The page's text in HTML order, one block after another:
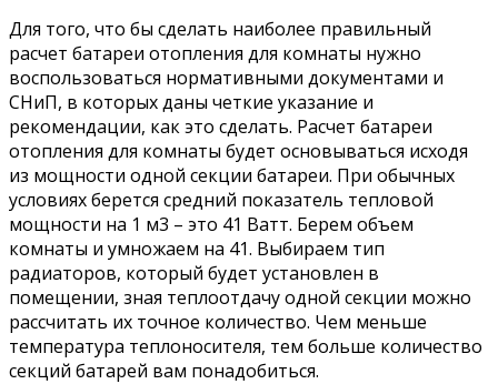
Для того, что бы сделать наиболее правильный
расчет батареи отопления для комнаты нужно
воспользоваться нормативными документами и
СНиП, в которых даны четкие указание и
рекомендации, как это сделать. Расчет батареи
отопления для комнаты будет основываться исходя
из мощности одной секции батареи. При обычных
условиях берется средний показатель тепловой
мощности на 1 м3 – это 41 Ватт. Берем объем
комнаты и умножаем на 41. Выбираем тип
радиаторов, который будет установлен в
помещении, зная теплоотдачу одной секции можно
рассчитать их точное количество. Чем меньше
температура теплоносителя, тем больше количество
секций батарей вам понадобиться.